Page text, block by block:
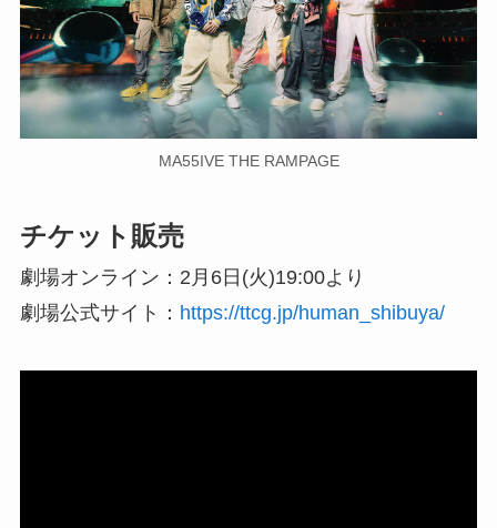
MA55IVE THE RAMPAGE
チケット販売
劇場オンライン：2月6日(火)19:00より
劇場公式サイト： https://ttcg.jp/human_shibuya/